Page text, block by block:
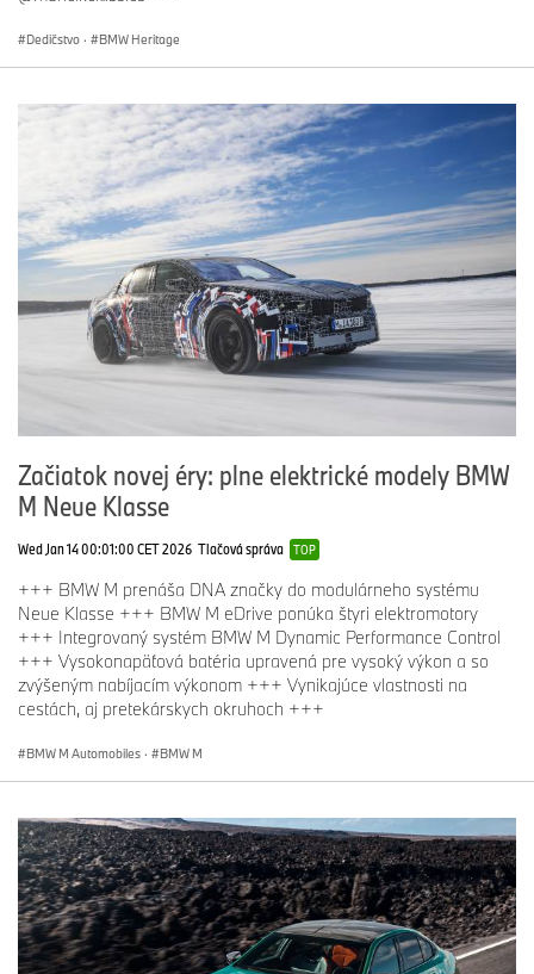
Dedičstvo · BMW Heritage
Začiatok novej éry: plne elektrické modely BMW
M Neue Klasse
Wed Jan 14 00:01:00 CET 2026 Tlačová správa TOP
+++ BMW M prenáša DNA značky do modulárneho systému
Neue Klasse +++ BMW M eDrive ponúka štyri elektromotory
+++ Integrovaný systém BMW M Dynamic Performance Control
+++ Vysokonapäťová batéria upravená pre vysoký výkon a so
zvýšeným nabíjacím výkonom +++ Vynikajúce vlastnosti na
cestách, aj pretekárskych okruhoch +++
BMW M Automobiles · BMW M